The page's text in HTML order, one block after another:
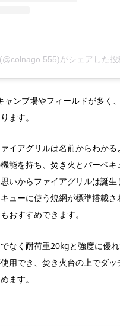
がシェアした投
ャンプ場やフィールドが多く
ます。
イアグリルは名前からわかる
能を持ち、焚き火とバーベキ
いからファイアグリルは誕生
ューに使う焼網が標準搭載さ
おすすめできます。
なく耐荷重20kgと強度に優れ
用でき、焚き火台の上でダッ
ます。